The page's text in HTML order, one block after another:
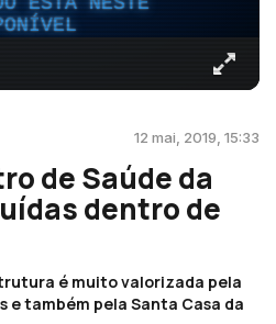
12 mai, 2019, 15:33
de Saúde da
dentro de
é muito valorizada pela
e também pela Santa Casa da